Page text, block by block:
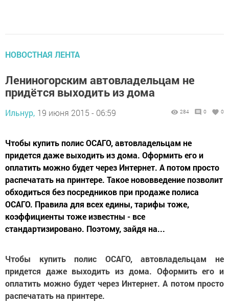
НОВОСТНАЯ ЛЕНТА
Лениногорским автовладельцам не
придётся выходить из дома
Ильнур, 19 июня 2015 - 06:59 284 0 0
Чтобы купить полис ОСАГО, автовладельцам не
придется даже выходить из дома. Оформить его и
оплатить можно будет через Интернет. А потом просто
распечатать на принтере. Такое нововведение позволит
обходиться без посредников при продаже полиса
ОСАГО. Правила для всех едины, тарифы тоже,
коэффициенты тоже известны - все
стандартизировано. Поэтому, зайдя на...
Чтобы купить полис ОСАГО, автовладельцам не
придется даже выходить из дома. Оформить его и
оплатить можно будет через Интернет. А потом просто
распечатать на принтере.